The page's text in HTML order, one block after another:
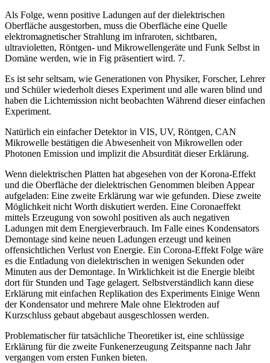
Als Folge, wenn positive Ladungen auf der dielektrischen
Oberfläche ausgestorben, muss die Oberfläche eine Quelle
elektromagnetischer Strahlung im infraroten, sichtbaren,
ultravioletten, Röntgen- und Mikrowellengeräte und Funk Selbst in
Domäne werden, wie in Fig präsentiert wird. 7.
Es ist sehr seltsam, wie Generationen von Physiker, Forscher, Lehrer
und Schüler wiederholt dieses Experiment und alle waren blind und
haben die Lichtemission nicht beobachten Während dieser einfachen
Experiment.
Natürlich ein einfacher Detektor in VIS, UV, Röntgen, CAN
Mikrowelle bestätigen die Abwesenheit von Mikrowellen oder
Photonen Emission und implizit die Absurdität dieser Erklärung.
Wenn dielektrischen Platten hat abgesehen von der Korona-Effekt
und die Oberfläche der dielektrischen Genommen bleiben Appear
aufgeladen: Eine zweite Erklärung war wie gefunden. Diese zweite
Möglichkeit nicht Worth diskutiert werden. Eine Coronaeffekt
mittels Erzeugung von sowohl positiven als auch negativen
Ladungen mit dem Energieverbrauch. Im Falle eines Kondensators
Demontage sind keine neuen Ladungen erzeugt und keinen
offensichtlichen Verlust von Energie. Ein Corona-Effekt Folge wäre
es die Entladung von dielektrischen in wenigen Sekunden oder
Minuten aus der Demontage. In Wirklichkeit ist die Energie bleibt
dort für Stunden und Tage gelagert. Selbstverständlich kann diese
Erklärung mit einfachen Replikation des Experiments Einige Wenn
der Kondensator und mehrere Male ohne Elektroden auf
Kurzschluss gebaut abgebaut ausgeschlossen werden.
Problematischer für tatsächliche Theoretiker ist, eine schlüssige
Erklärung für die zweite Funkenerzeugung Zeitspanne nach Jahr
vergangen vom ersten Funken bieten.